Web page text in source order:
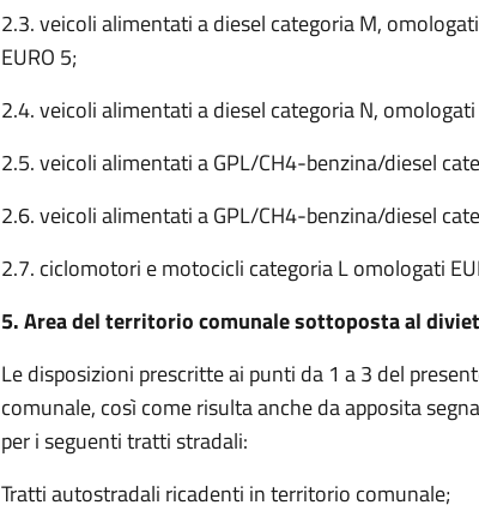
2.3. veicoli alimentati a diesel categoria M, omologati
EURO 5;
2.4. veicoli alimentati a diesel categoria N, omologati
2.5. veicoli alimentati a GPL/CH4-benzina/diesel
2.6. veicoli alimentati a GPL/CH4-benzina/diesel
2.7. ciclomotori e motocicli categoria L omologati
5. Area del territorio comunale sottoposta al
Le disposizioni prescritte ai punti da 1 a 3 del
comunale, così come risulta anche da apposita
per i seguenti tratti stradali:
Tratti autostradali ricadenti in territorio comunale;